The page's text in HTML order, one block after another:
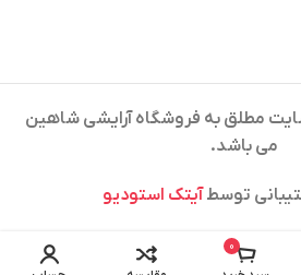
مطلق به فروشگاه آرایشی شاهین
می باشد.
توسطآیتک استودیو
0